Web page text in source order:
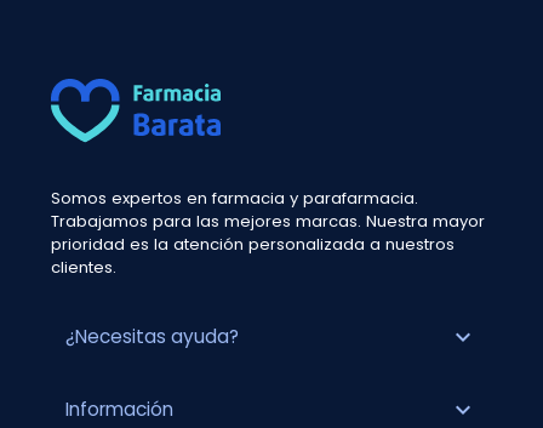
Somos expertos en farmacia y parafarmacia.
Trabajamos para las mejores marcas. Nuestra mayor
prioridad es la atención personalizada a nuestros
clientes.
¿Necesitas ayuda? expand_more
Información expand_more